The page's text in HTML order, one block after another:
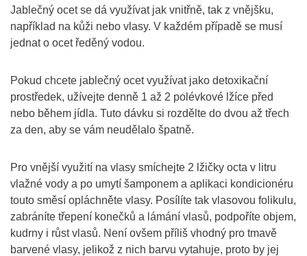
Jablečný ocet se dá využívat jak vnitřně, tak z vnějšku,
například na kůži nebo vlasy. V každém případě se musí
jednat o ocet ředěný vodou.
Pokud chcete jablečný ocet využívat jako detoxikační
prostředek, užívejte denně 1 až 2 polévkové lžíce před
nebo během jídla. Tuto dávku si rozdělte do dvou až třech
za den, aby se vám neudělalo špatně.
Pro vnější využití na vlasy smíchejte 2 lžičky octa v litru
vlažné vody a po umytí šamponem a aplikaci kondicionéru
touto směsí opláchněte vlasy. Posílíte tak vlasovou folikulu,
zabráníte třepení konečků a lámání vlasů, podpoříte objem,
kudrny i růst vlasů. Není ovšem příliš vhodný pro tmavě
barvené vlasy, jelikož z nich barvu vytahuje, proto by jej